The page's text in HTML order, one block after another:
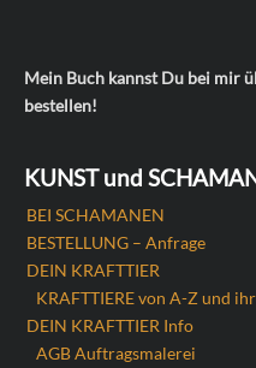
Mein Buch kannst Du bei mir
bestellen!
KUNST und
BEI SCHAMANEN
BESTELLUNG – Anfrage
DEIN KRAFTTIER
KRAFTTIERE von A-Z und
DEIN KRAFTTIER Info
AGB Auftragsmalerei